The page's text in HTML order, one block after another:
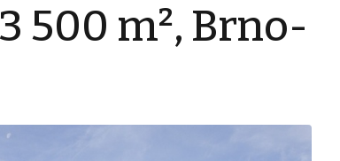
500 m², Brno-